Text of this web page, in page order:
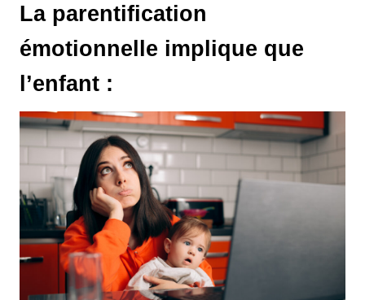
La parentification
émotionnelle implique que
l’enfant :